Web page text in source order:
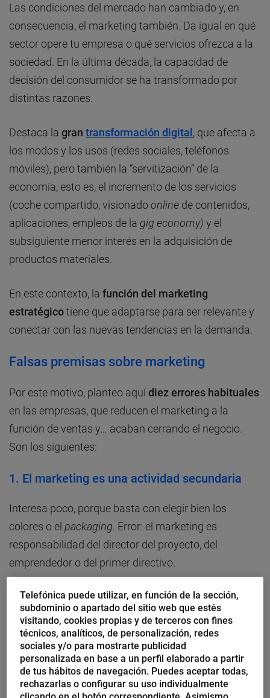
Las condiciones del mercado han cambiado y, en
consecuencia, el marketing también. Da igual en qué
sector opere tu empresa o qué servicios ofrezca a la
sociedad. En la última década, la capacidad de
decisión del consumidor se ha transformado por
distintas razones.
Destaca la gran transformación digital, que afecta a
los modos y los usos (redes sociales, teléfonos
móviles), pero también la “servitización” de la
economía, esto es, el incremento de los servicios
(coche compartido, visionadoonline de contenidos,
aplicaciones, empleos de la gig economy) y el
subsiguiente menor interés en la adquisición de
productos materiales.
En este contexto, la función del marketing
estratégicotiene que adaptarse para ser relevante y
conectar con las nuevas tendencias en la demanda.
Falsas premisas sobre marketing
Por este motivo, planteo aquídiez errores habituales
en las empresas, que reducen el marketing a la
función de ventas y… acaban cerrando el negocio.
Son los siguientes:
1. El marketing es una actividad secundaria
Interesa poco, porque basta con elegir bien los
colores o el packaging . Error: el marketing es
responsabilidad del director del proyecto, del
emprendedor o del primer directivo.
Bajo su batuta, se conceptualiza el producto o el
servicio que se ofrece en el mercado, así como las
condiciones de venta o las relaciones con los clientes.
Es el corazón del negocio.
2. El departamento de marketing tiene que ser
pequeño
Telefónica puede utilizar, en función de la sección,
subdominio o apartado del sitio web que estés
visitando, cookies propias y de terceros con fines
técnicos, analíticos, de personalización, redes
sociales y/o para mostrarte publicidad
personalizada en base a un perfil elaborado a partir
de tus hábitos de navegación. Puedes aceptar todas,
rechazarlas o configurar su uso individualmente